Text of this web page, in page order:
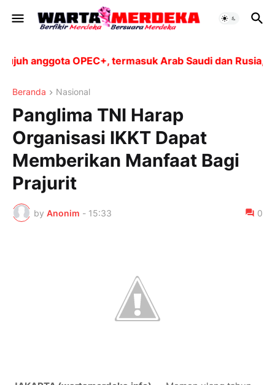
anggota OPEC+, termasuk Arab Saudi dan Rusia,
Beranda Nasional
Panglima TNI Harap
Organisasi IKKT Dapat
Memberikan Manfaat Bagi
Prajurit
by Anonim - 15:33 0